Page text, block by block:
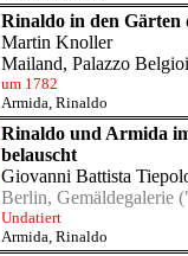
Rinaldo in den Gärten
Martin Knoller
Mailand, Palazzo
um 1782
Armida, Rinaldo
Rinaldo und Armida
belauscht
Giovanni Battista
Berlin, Gemäldegalerie
Undatiert
Armida, Rinaldo